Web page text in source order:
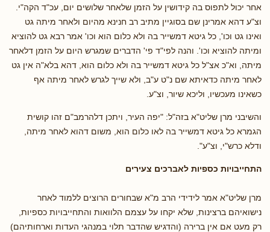
אחר יכול לתפוס בה קידושין על הזמן שלאחר שלושים יום, עכ"ד הקה"י.
וצ"ע דהא אמרינן שם בסוגיין מתיב רב חנינא מהיום ולאחר מיתה גט
ואינו גט וכו', כל גיטא דמשייר בה ולא כלום הוא וכו' אמר רבא גט להוציא
ומיתה להוציא וכו'. והנה לפי"ד פי' הדברים שמגרש היום על הזמן דלאחר
מיתה, וא"כ אצ"ל כל גיטא דמשייר בה ולא כלום הוא, דהא בלא"ה אין גט
לאחר מיתה כדאיתא שם נ"ט ע"ב, ולא שייך לגרש לאחר מיתה אף
כשאינו מעכשיו, וליכא שיור, וצ"ע.
והשיבני מרן שליט"א בזה"ל: "יפה העיר, ויתכן דלהרמב"ם זהו קושית
הגמרא כל גיטא דמשייר בה לאו כלום הוא, משום דהוא לאחר מיתה,
ודלא כרש"י, וצ"ע".
התחייבויות כספיות לאברכים צעירים
מרן שליט"א אמר לידידי הרב מ"א שבחורים הרוצים ללמוד לאחר
נישואיהם ברצינות, שלא יקחו על עצמם הלוואות והתחייבויות כספיות,
רק מעט אם אין ברירה (והדגיש שהדבר תלוי במנהגי העדות וארחותיהם)